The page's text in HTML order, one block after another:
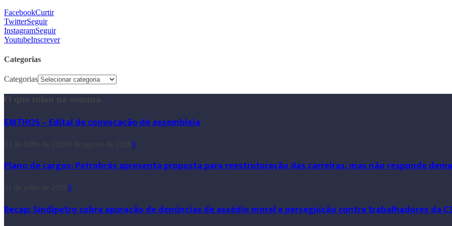
FacebookCurtir
TwitterSeguir
InstagramSeguir
YoutubeInscrever
Categorias
Categorias
O que rolou na semana
EMTHOS – Edital de convocação de assembleia
0
Plano de cargos: Petrobrás apresenta proposta para reestruturação das carreiras, mas não responde
0
Recap: Sindipetro cobra apuração de denúncias de assédio moral e perseguição contra trabalhadores da